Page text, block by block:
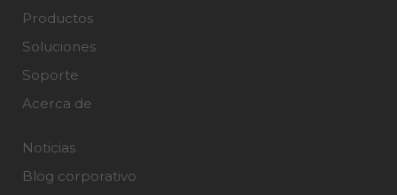
Productos
Soluciones
Soporte
Acerca de
Noticias
Blog corporativo